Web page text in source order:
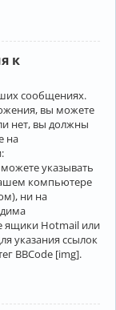
к
сообщениях.
вы можете
нет, вы должны
на
указывать
компьютере
ни на
ящики Hotmail или
указания ссылок
BBCode [img].